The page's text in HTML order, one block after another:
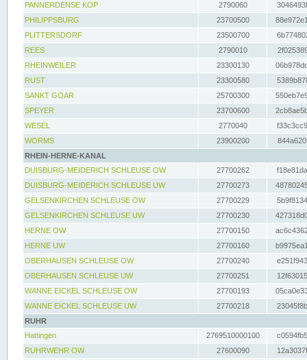
PANNERDENSE KOP
2790060
PHILIPPSBURG
23700500
PLITTERSDORF
23500700
REES
2790010
RHEINWEILER
23300130
RUST
23300580
SANKT GOAR
25700300
SPEYER
23700600
WESEL
2770040
WORMS
23900200
RHEIN-HERNE-KANAL
DUISBURG-MEIDERICH SCHLEUSE OW
27700262
DUISBURG-MEIDERICH SCHLEUSE UW
27700273
GELSENKIRCHEN SCHLEUSE OW
27700229
GELSENKIRCHEN SCHLEUSE UW
27700230
HERNE OW
27700150
HERNE UW
27700160
OBERHAUSEN SCHLEUSE OW
27700240
OBERHAUSEN SCHLEUSE UW
27700251
WANNE EICKEL SCHLEUSE OW
27700193
WANNE EICKEL SCHLEUSE UW
27700218
RUHR
Hattingen
2769510000100
RUHRWEHR OW
27600090